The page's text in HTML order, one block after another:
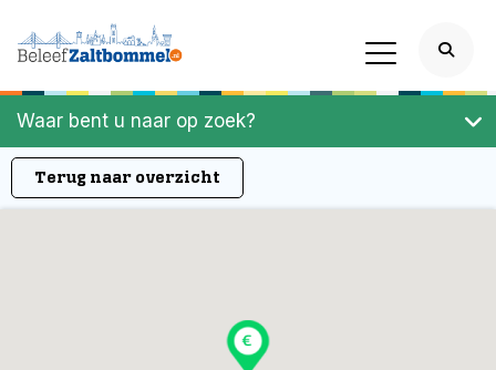
Waar bent u naar op zoek?
Terug naar overzicht